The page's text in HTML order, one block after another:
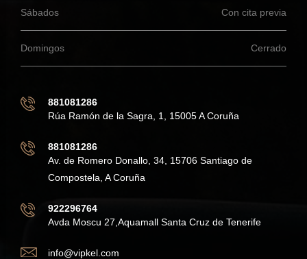
Sábados Con cita previa
Domingos Cerrado
881081286
Rúa Ramón de la Sagra, 1, 15005 A Coruña
881081286
Av. de Romero Donallo, 34, 15706 Santiago de
Compostela, A Coruña
922296764
Avda Moscu 27,Aquamall Santa Cruz de Tenerife
info@vipkel.com